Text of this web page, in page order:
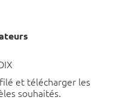
et télécharger les
souhaités.